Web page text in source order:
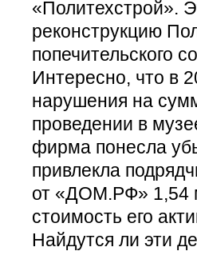
«Политехстрой».
реконструкцию
попечительского
Интересно, что в
нарушения на
проведении в
фирма понесла
привлекла
от «ДОМ.РФ» 1,54
стоимость его
Найдутся ли эти